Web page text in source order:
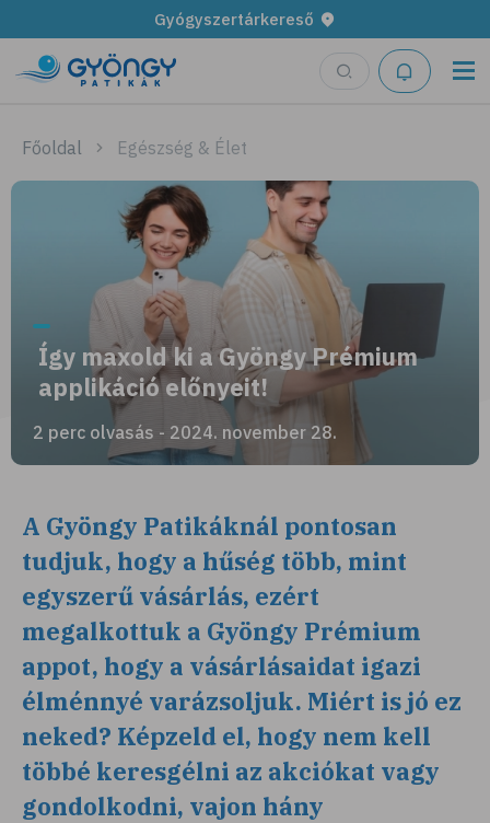
Gyógyszertárkereső
Főoldal Egészség & Élet
Így maxold ki a Gyöngy Prémium
applikáció előnyeit!
2 perc olvasás - 2024. november 28.
A Gyöngy Patikáknál pontosan
tudjuk, hogy a hűség több, mint
egyszerű vásárlás, ezért
megalkottuk a Gyöngy Prémium
appot, hogy a vásárlásaidat igazi
élménnyé varázsoljuk. Miért is jó ez
neked? Képzeld el, hogy nem kell
többé keresgélni az akciókat vagy
gondolkodni, vajon hány